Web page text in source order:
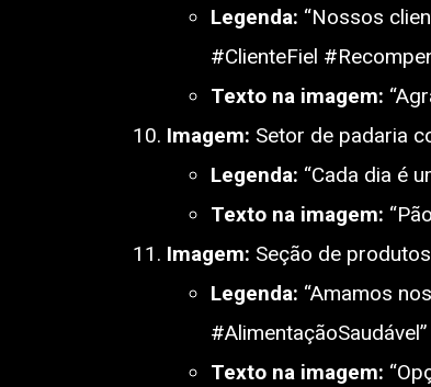
Legenda: “Nossos
#ClienteFiel
Texto na imagem:
Imagem: Setor de padaria
Legenda: “Cada dia é
Texto na imagem:
Imagem: Seção de
Legenda: “Amamos
#AlimentaçãoSaudável”
Texto na imagem: